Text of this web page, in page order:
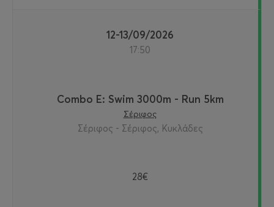
12-13/09/2026
17:50
Combo E: Swim 3000m - Run 5km
Σέριφος
Σέριφος - Σέριφος, Κυκλάδες
28€